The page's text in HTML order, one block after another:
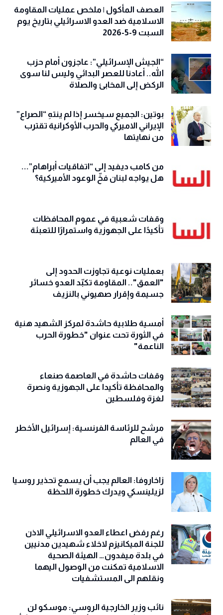
العصف المأكول | ملخص عمليات المقاومة
الاسلامية ضد العدو الاسرائيلي بتاريخ يوم
السبت 9-5-2026
“الجيش الإسرائيلي”: عاجزون أمام حزب
الله.. أعادنا للعصر البدائي وليس لنا سوى
الركض إلى المخابئ والصلاة
بوتين: الجميع سيخسر إذا لم ينتهِ “الصراع”
الإيراني الاميركي والحرب الأوكرانية تقترب
من نهايتها
من كامب ديفيد إلى “اتفاقيات أبراهام”...
هل يواجه لبنان فخّ الوعود الأميركية؟
وقفات شعبية في عموم المحافظات
تأكيدًا على الجهوزية واستمرارًا للتعبئة
بعمليات نوعية تجاوزت الحدود إلى
"العمق".. المقاومة تكبّد العدو خسائر
جسيمة وإقرار صهيوني بالنزيف
أمسية طلابية حاشدة لمركز الشهيد هنية
في الثورة تحت عنوان "خطورة الحرب
الناعمة"
وقفات حاشدة في العاصمة صنعاء
والمحافظة تأكيدا على الجهوزية ونصرة
لغزة وفلسطين
مرشح للرئاسة الفرنسية: إسرائيل الأخطر
في العالم
زاخاروفا: العالم يجب أن يسمع تحذير روسيا
لزيلينسكي ويدرك خطورة اللحظة
رغم رفض اعطاء العدو الاسرائيلي الاذن
للجنة الميكانيزم لاخلاء شهيدين مدنيين
في بلدة ميفدون… الهيئة الصحية
الاسلامية تمكنت من الوصول اليهما
ونقلهم الى المستشفيات
نائب وزير الخارجية الروسي: موسكو لن